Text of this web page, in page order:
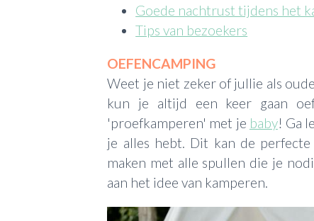
Goede nachtrust tijdens het
Tips van bezoekers
OEFENCAMPING
Weet je niet zeker of jullie als
kun je altijd een keer gaan
'proefkamperen' met je baby! Ga
je alles hebt. Dit kan de
maken met alle spullen die je
aan het idee van kamperen.